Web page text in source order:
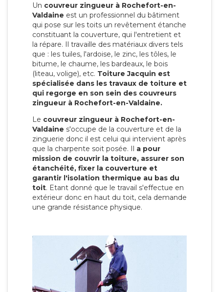
Un couvreur zingueur à Rochefort-en-
Valdaine est un professionnel du bâtiment
qui pose sur les toits un revêtement étanche
constituant la couverture, qui l'entretient et
la répare. Il travaille des matériaux divers tels
que : les tuiles, l'ardoise, le zinc, les tôles, le
bitume, le chaume, les bardeaux, le bois
(liteau, volige), etc. Toiture Jacquin est
spécialisée dans les travaux de toiture et
qui regorge en son sein des couvreurs
zingueur à Rochefort-en-Valdaine.
Le couvreur zingueur à Rochefort-en-
Valdaine s'occupe de la couverture et de la
zinguerie donc il est celui qui intervient après
que la charpente soit posée. Il a pour
mission de couvrir la toiture, assurer son
étanchéité, fixer la couverture et
garantir l'isolation thermique au bas du
toit. Etant donné que le travail s'effectue en
extérieur donc en haut du toit, cela demande
une grande résistance physique.